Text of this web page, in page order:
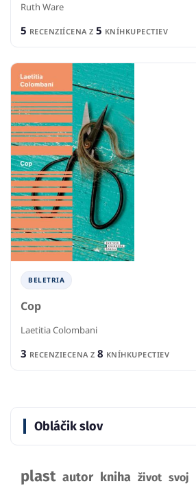
Ruth Ware
5 RECENZIÍCENA Z 5 KNÍHKUPECTIEV
BELETRIA
Cop
Laetitia Colombani
3 RECENZIECENA Z 8 KNÍHKUPECTIEV
Obláčik slov
plast autor kniha život svoj